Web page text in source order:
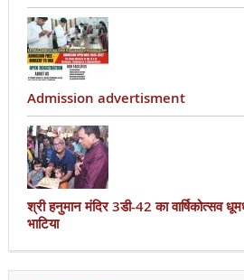
Admission advertisment
श्री हनुमान मंदिर 3डी-42 का वार्षिकोत्सव
भाटिया